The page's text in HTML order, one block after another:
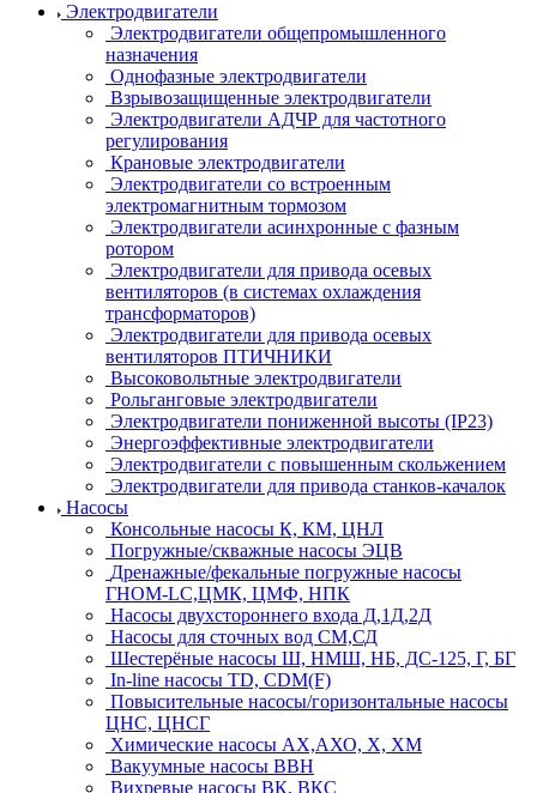
Электродвигатели
Электродвигатели общепромышленного
назначения
Однофазные электродвигатели
Взрывозащищенные электродвигатели
Электродвигатели АДЧР для частотного
регулирования
Крановые электродвигатели
Электродвигатели со встроенным
электромагнитным тормозом
Электродвигатели асинхронные с фазным
ротором
Электродвигатели для привода осевых
вентиляторов (в системах охлаждения
трансформаторов)
Электродвигатели для привода осевых
вентиляторов ПТИЧНИКИ
Высоковольтные электродвигатели
Рольганговые электродвигатели
Электродвигатели пониженной высоты (IP23)
Энергоэффективные электродвигатели
Электродвигатели с повышенным скольжением
Электродвигатели для привода станков-качалок
Насосы
Консольные насосы К, КМ, ЦНЛ
Погружные/скважные насосы ЭЦВ
Дренажные/фекальные погружные насосы
ГНОМ-LC,ЦМК, ЦМФ, НПК
Насосы двухстороннего входа Д,1Д,2Д
Насосы для сточных вод СМ,СД
Шестерёные насосы Ш, НМШ, НБ, ДС-125, Г, БГ
In-line насосы TD, CDM(F)
Повысительные насосы/горизонтальные насосы
ЦНС, ЦНСГ
Химические насосы АХ,АХО, Х, ХМ
Вакуумные насосы ВВН
Вихревые насосы ВК, ВКС